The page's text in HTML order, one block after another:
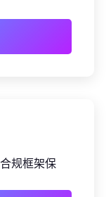
规框架保